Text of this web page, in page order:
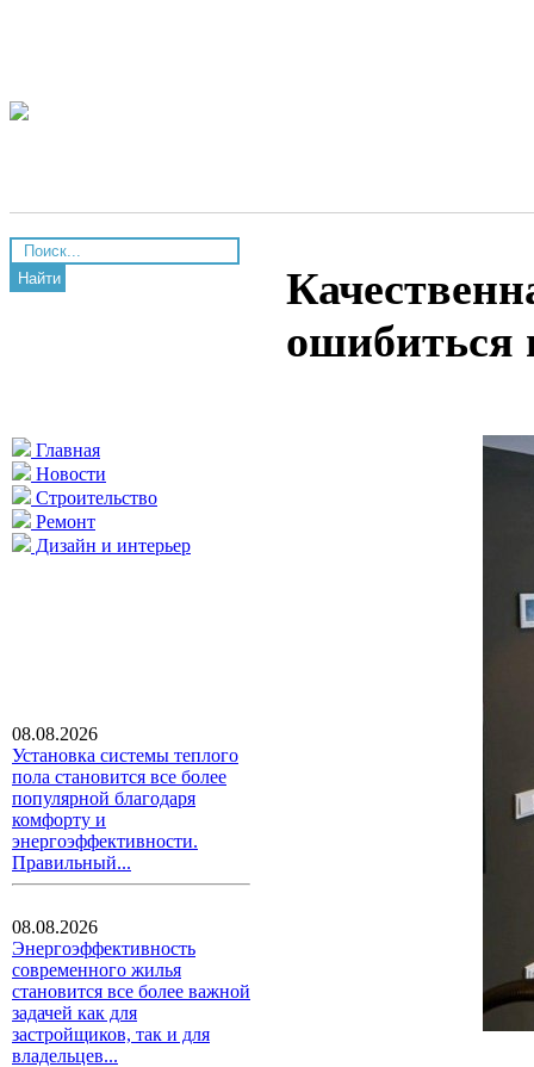
Найти
Главная
Новости
Строительство
Ремонт
Дизайн и интерьер
08.08.2026
Установка системы теплого
пола становится все более
популярной благодаря
комфорту и
энергоэффективности.
Правильный...
08.08.2026
Энергоэффективность
современного жилья
становится все более важной
задачей как для
застройщиков, так и для
владельцев...
ошибиться